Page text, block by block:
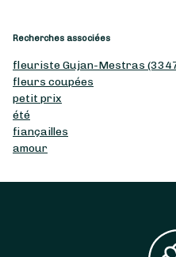
Recherches associées
fleuriste Gujan-Mestras
fleurs coupées
petit prix
été
fiançailles
amour